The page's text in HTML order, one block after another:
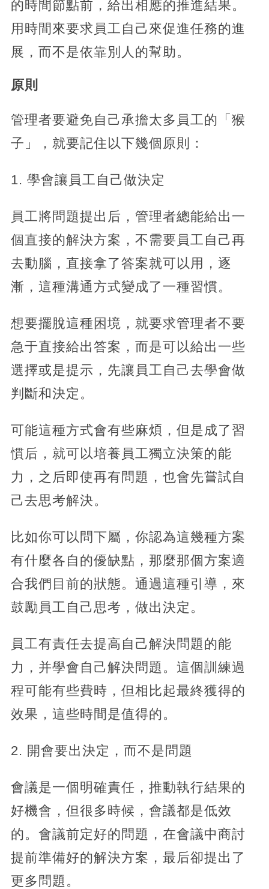
的時間節點前，給出相應的推進結果。
用時間來要求員工自己來促進任務的進
展，而不是依靠別人的幫助。
原則
管理者要避免自己承擔太多員工的「猴
子」，就要記住以下幾個原則：
1. 學會讓員工自己做決定
員工將問題提出后，管理者總能給出一
個直接的解決方案，不需要員工自己再
去動腦，直接拿了答案就可以用，逐
漸，這種溝通方式變成了一種習慣。
想要擺脫這種困境，就要求管理者不要
急于直接給出答案，而是可以給出一些
選擇或是提示，先讓員工自己去學會做
判斷和決定。
可能這種方式會有些麻煩，但是成了習
慣后，就可以培養員工獨立決策的能
力，之后即使再有問題，也會先嘗試自
己去思考解決。
比如你可以問下屬，你認為這幾種方案
有什麼各自的優缺點，那麼那個方案適
合我們目前的狀態。通過這種引導，來
鼓勵員工自己思考，做出決定。
員工有責任去提高自己解決問題的能
力，并學會自己解決問題。這個訓練過
程可能有些費時，但相比起最終獲得的
效果，這些時間是值得的。
2. 開會要出決定，而不是問題
會議是一個明確責任，推動執行結果的
好機會，但很多時候，會議都是低效
的。會議前定好的問題，在會議中商討
提前準備好的解決方案，最后卻提出了
更多問題。